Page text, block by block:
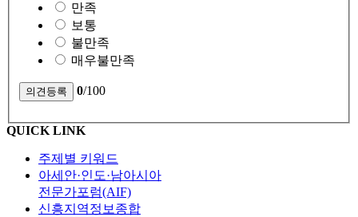
만족
보통
불만족
매우불만족
0/100
QUICK LINK
주제별 키워드
아세안·인도·남아시아
전문가포럼(AIF)
신흥지역정보종합